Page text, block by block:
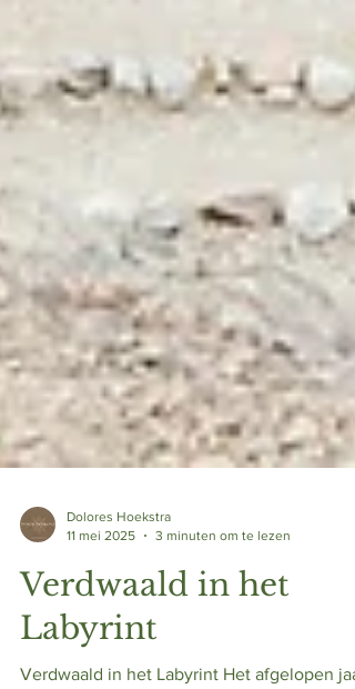
11 mei 2025
3 minuten om te lezen
Verdwaald in het
Labyrint